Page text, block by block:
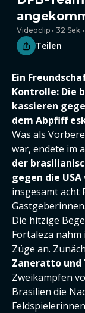
Videoclip • 32 Sek •
Teilen
Ein
Kontrolle: Die
kassieren
dem Abpfiff
Was als
war, endete im
der
gegen die USA
insgesamt acht
Gastgeberinnen.
Die hitzige
Fortaleza nahm
Züge an.
Zaneratto und
Zweikämpfen
Brasilien die